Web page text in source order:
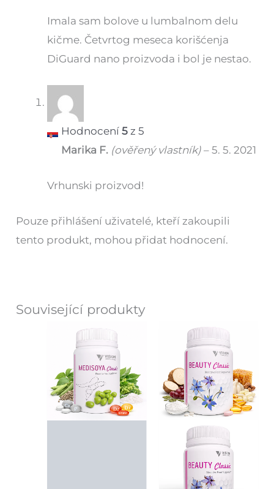
Imala sam bolove u lumbalnom delu
kičme. Četvrtog meseca korišćenja
DiGuard nano proizvoda i bol je nestao.
Hodnocení5 z 5
Marika F. (ověřený vlastník) – 5. 5. 2021
Vrhunski proizvod!
Pouze přihlášení uživatelé, kteří zakoupili
tento produkt, mohou přidat hodnocení.
Související produkty